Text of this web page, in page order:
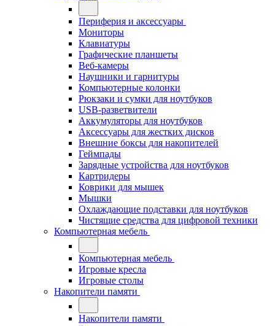
Периферия и аксессуары
Мониторы
Клавиатуры
Графические планшеты
Веб-камеры
Наушники и гарнитуры
Компьютерные колонки
Рюкзаки и сумки для ноутбуков
USB-разветвители
Аккумуляторы для ноутбуков
Аксессуары для жестких дисков
Внешние боксы для накопителей
Геймпады
Зарядные устройства для ноутбуков
Картридеры
Коврики для мышек
Мышки
Охлаждающие подставки для ноутбуков
Чистящие средства для цифровой техники
Компьютерная мебель
Компьютерная мебель
Игровые кресла
Игровые столы
Накопители памяти
Накопители памяти